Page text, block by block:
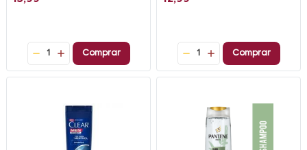
1 Comprar 1 Comprar